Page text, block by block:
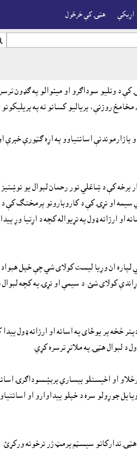
اړيکې هټۍ کې خرڅول
ګډون ترسره شوې
د #پښتوورځ په وياړ کابل او دوبۍ کې د وتليو سوداګرو او
اسانتياوو په اړه ګټورې
برخه کې د ښاغلي نور رحمان لېوال يو
سيمه او نړۍ کې د کاروبارونو پرمختګ کې
ارزانه ډول په نړيواله کچه د اړتيا وړ
لپاره ان وړيا ليست کولاى شي چې خپل
کولاى شئ. د سيمې او نړۍ په کچه
پر يوځاى په اسانه او ارزانه ډول پيدا
د لېوال هټۍ په ملاتړ ترسره کړي.
او اخيستلو بېساري برېښسوداګرۍ
جوړولو سره د خپلو پيداوارو او
تدارکاتو سيسټم پرمټ ژر نرخونه ورکړئ.